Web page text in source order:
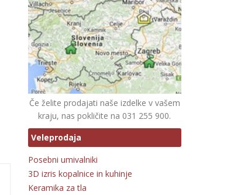
Če želite prodajati naše izdelke v vašem
kraju, nas pokličite na 031 255 900.
Veleprodaja
Posebni umivalniki
3D izris kopalnice in kuhinje
Keramika za tla